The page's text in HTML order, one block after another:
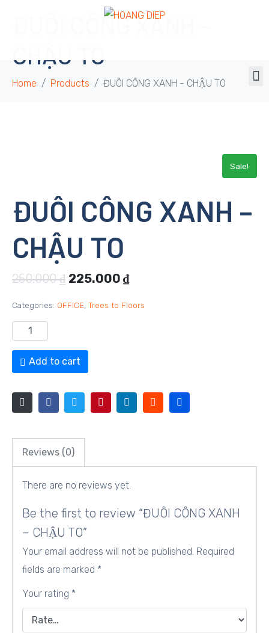
ĐUÔI CÔNG XANH –
CHẬU TO
Home Products ĐUÔI CÔNG XANH - CHẬU TO
Sale!
ĐUÔI CÔNG XANH –
CHẬU TO
250.000₫ 225.000 ₫
Categories: OFFICE Trees to Floors
Add to cart
Reviews (0)
There are no reviews yet.
Be the first to review “ĐUÔI CÔNG XANH
– CHẬU TO”
Your email address will not be published. Required
fields are marked *
Your rating *